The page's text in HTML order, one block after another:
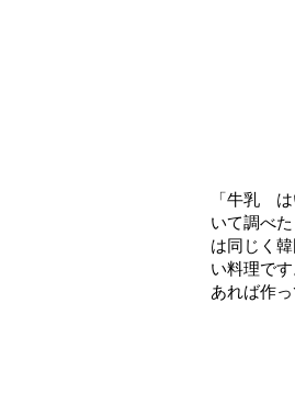
「牛乳
いて調べ
は同じく
い料理で
あれば作